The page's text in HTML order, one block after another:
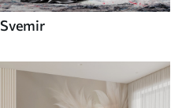
Svemir